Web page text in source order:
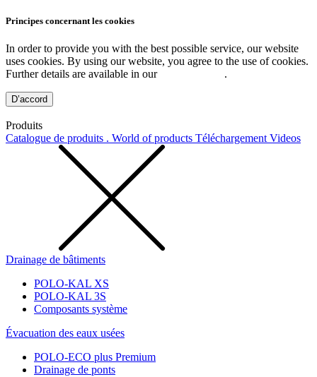
Principes concernant les cookies
In order to provide you with the best possible service, our website
uses cookies. By using our website, you agree to the use of cookies.
Further details are available in our
.
D’accord
Produits
Catalogue de produits . World of products Téléchargement Videos
Drainage de bâtiments
POLO-KAL XS
POLO-KAL 3S
Composants système
Évacuation des eaux usées
POLO-ECO plus Premium
Drainage de ponts